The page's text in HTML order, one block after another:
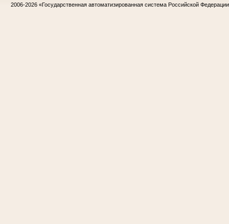
2006-2026 «Государственная автоматизированная система Российской